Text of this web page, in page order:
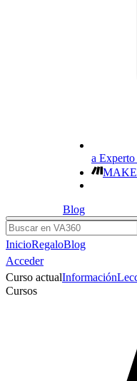
a
Blog
Buscar
InicioRegaloBlog
Acceder
Curso actualInformación
Cursos